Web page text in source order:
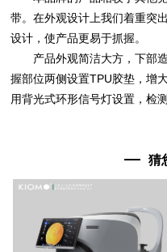
带。在外观设计上我们着重突
设计，使产品更易于抓握。
产品外观简洁大方，下部造
握部位两侧设置TPU胶垫，增
用背光式环形信号灯设置，检
猜